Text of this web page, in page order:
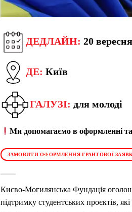
ДЕДЛАЙН: 20
ДЕ: Київ
ГАЛУЗІ: для молоді
Ми допомагаємо в оформленні
ЗАМОВИТИ ОФОРМЛЕННЯ ГРАНТОВОЇ
Києво-Могилянська Фундація
підтримку студентських проєктів,